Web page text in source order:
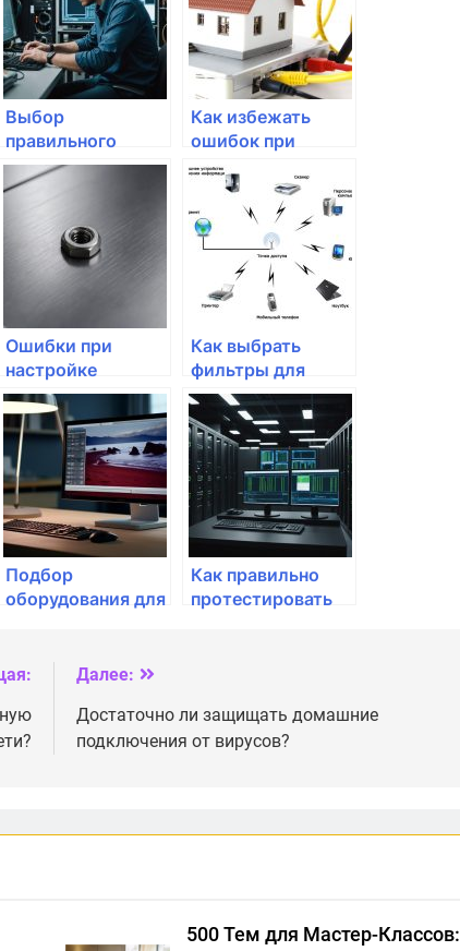
Выбор
правильного
провайдера: на
что обратить
Как избежать
ошибок при
настройке
домашнего
интернета?
Ошибки при
настройке
домашней сети:
что стоит
избегать?
Как выбрать
фильтры для
защиты сетевых
устройств от
скачков
напряжения?
Подбор
оборудования для
внимание?
Как правильно
протестировать
Далее:
Достаточно ли защищать домашние
подключения от вирусов?
500 Тем для Мастер-Классов: